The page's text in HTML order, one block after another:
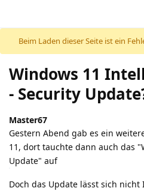
Beim Laden dieser Seite ist ein
Windows 11
- Security
Master67
Gestern Abend gab es ein
11, dort tauchte dann auch das
Update" auf
Doch das Update lässt sich